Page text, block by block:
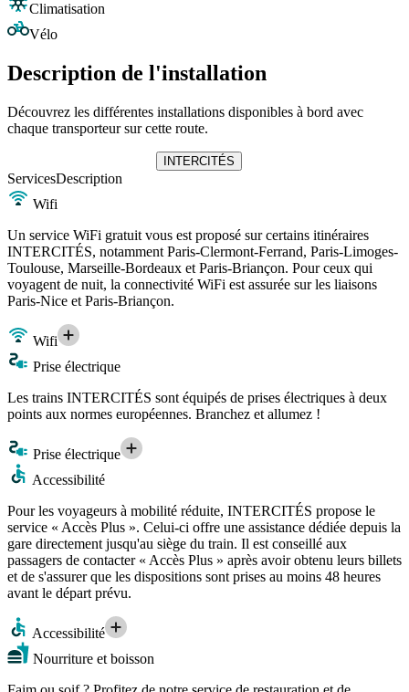
Climatisation
Vélo
Description de l'installation
Découvrez les différentes installations disponibles à bord avec
chaque transporteur sur cette route.
INTERCITÉS
ServicesDescription
Wifi
Un service WiFi gratuit vous est proposé sur certains itinéraires
INTERCITÉS, notamment Paris-Clermont-Ferrand, Paris-Limoges-
Toulouse, Marseille-Bordeaux et Paris-Briançon. Pour ceux qui
voyagent de nuit, la connectivité WiFi est assurée sur les liaisons
Paris-Nice et Paris-Briançon.
Wifi
Prise électrique
Les trains INTERCITÉS sont équipés de prises électriques à deux
points aux normes européennes. Branchez et allumez !
Prise électrique
Accessibilité
Pour les voyageurs à mobilité réduite, INTERCITÉS propose le
service « Accès Plus ». Celui-ci offre une assistance dédiée depuis la
gare directement jusqu'au siège du train. Il est conseillé aux
passagers de contacter « Accès Plus » après avoir obtenu leurs billets
et de s'assurer que les dispositions sont prises au moins 48 heures
avant le départ prévu.
Accessibilité
Nourriture et boisson